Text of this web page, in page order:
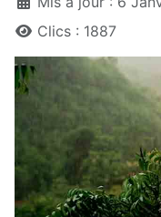
Clics : 1887